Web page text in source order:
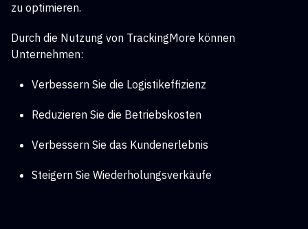
zu optimieren.
Durch die Nutzung von TrackingMore können
Unternehmen:
Verbessern Sie die Logistikeffizienz
Reduzieren Sie die Betriebskosten
Verbessern Sie das Kundenerlebnis
Steigern Sie Wiederholungsverkäufe